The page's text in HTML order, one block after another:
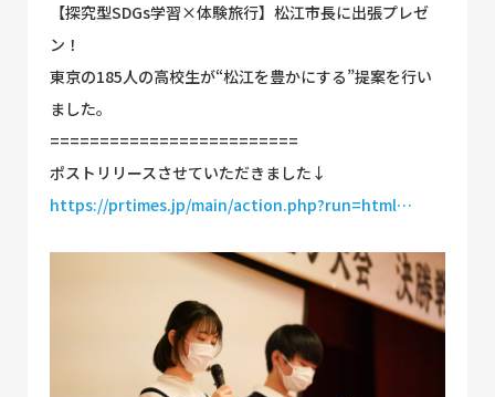
【探究型SDGs学習×体験旅行】松江市長に出張プレゼ
ン！
東京の185人の高校生が“松江を豊かにする”提案を行い
ました。
=========================
ポストリリースさせていただきました↓
https://prtimes.jp/main/action.php?run=html…